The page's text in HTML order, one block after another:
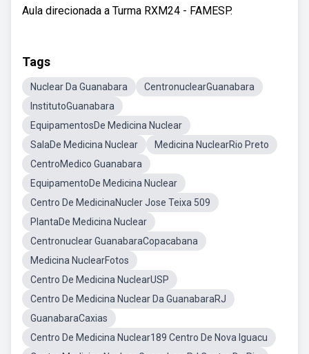
Aula direcionada a Turma RXM24 - FAMESP.
Tags
Nuclear Da Guanabara
CentronuclearGuanabara
InstitutoGuanabara
EquipamentosDe Medicina Nuclear
SalaDe Medicina Nuclear
Medicina NuclearRio Preto
CentroMedico Guanabara
EquipamentoDe Medicina Nuclear
Centro De MedicinaNucler Jose Teixa 509
PlantaDe Medicina Nuclear
Centronuclear GuanabaraCopacabana
Medicina NuclearFotos
Centro De Medicina NuclearUSP
Centro De Medicina Nuclear Da GuanabaraRJ
GuanabaraCaxias
Centro De Medicina Nuclear189 Centro De Nova Iguacu